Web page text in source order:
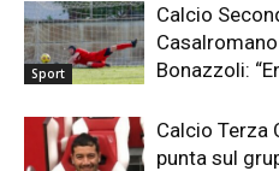
Sport
Calcio
Bonazzoli:
Calcio Terza
punta sul